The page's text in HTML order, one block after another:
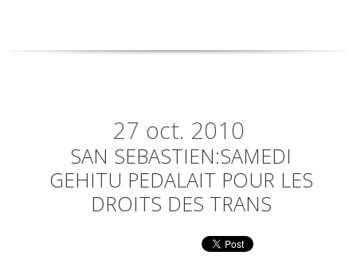
27 oct. 2010
SAN SEBASTIEN:SAMEDI
GEHITU PEDALAIT POUR LES
DROITS DES TRANS